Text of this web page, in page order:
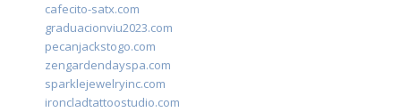
cafecito-satx.com
graduacionviu2023.com
pecanjackstogo.com
zengardendayspa.com
sparklejewelryinc.com
ironcladtattoostudio.com